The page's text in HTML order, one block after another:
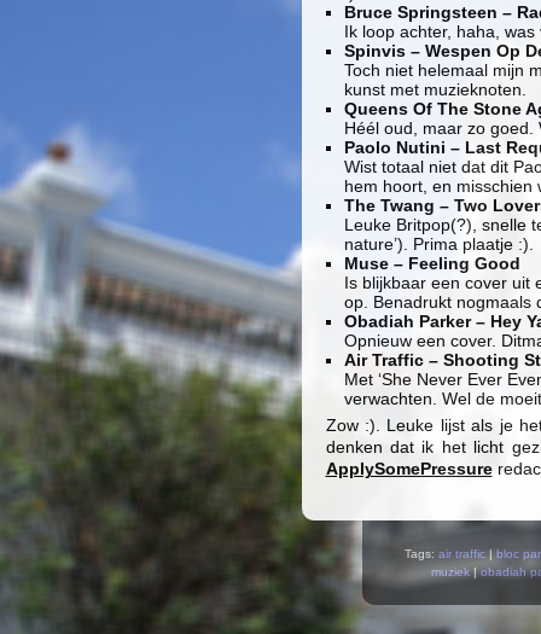
Bruce Springsteen –
Ik loop achter, haha,
Spinvis – Wespen Op
Toch niet helemaal mijn
kunst met muzieknoten.
Queens Of The Stone
Héél oud, maar zo goed.
Paolo Nutini – Last
Wist totaal niet dat dit
hem hoort, en misschien
The Twang – Two
Leuke Britpop(?), snelle
nature’). Prima plaatje :).
Muse – Feeling Good
Is blijkbaar een cover uit
op. Benadrukt nogmaals
Obadiah Parker – Hey
Opnieuw een cover.
Air Traffic – Shooting
Met ‘She Never Ever
verwachten. Wel de
Zow :). Leuke lijst als je
denken dat ik het licht
ApplySomePressure
Tags: air traffic| bloc
muziek|obadiah